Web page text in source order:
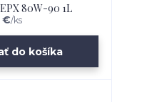
80W-90 1L
€/ks
do košíka